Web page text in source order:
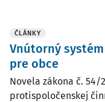
ČLÁNKY
Vnútorný
pre obce
Novela zákona č. 54/
protispoločenskej